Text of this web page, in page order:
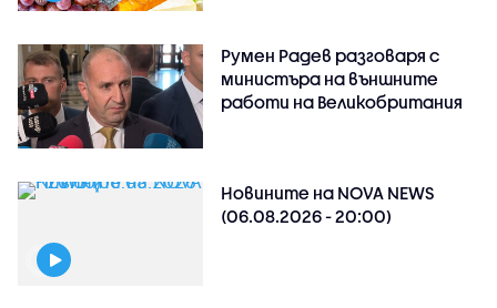
Румен Радев разговаря с
министъра на външните
работи на Великобритания
Новините на NOVA NEWS
(06.08.2026 - 20:00)